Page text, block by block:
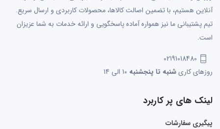
آنلاین هستیم، با تضمین اصالت کالاها، محصولات کاربردی و ارسال سریع.
تیم پشتیبانی ما نیز همواره آماده پاسخگویی و ارائه خدمات به شما عزیزان
است.
02191018480
روزهای کاریشنبه تا پنجشنبه
لینک های پر کاربرد
پیگیری سفارشات